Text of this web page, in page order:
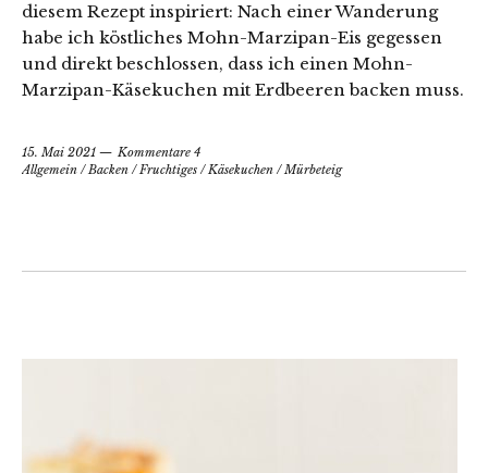
diesem Rezept inspiriert: Nach einer Wanderung
habe ich köstliches Mohn-Marzipan-Eis gegessen
und direkt beschlossen, dass ich einen Mohn-
Marzipan-Käsekuchen mit Erdbeeren backen muss.
15. Mai 2021
Kommentare 4
Allgemein /Backen /Fruchtiges /Käsekuchen /Mürbeteig